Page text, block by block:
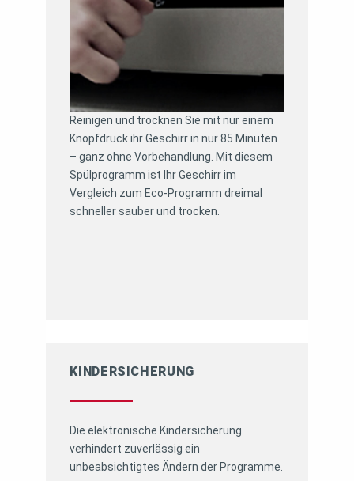
Reinigen und trocknen Sie mit nur einem
Knopfdruck ihr Geschirr in nur 85 Minuten
– ganz ohne Vorbehandlung. Mit diesem
Spülprogramm ist Ihr Geschirr im
Vergleich zum Eco-Programm dreimal
schneller sauber und trocken.
KINDERSICHERUNG
Die elektronische Kindersicherung
verhindert zuverlässig ein
unbeabsichtigtes Ändern der Programme.